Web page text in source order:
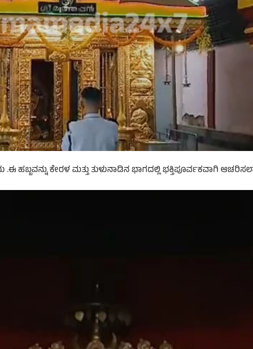
ಹಬ್ಬವನ್ನು ಕೇರಳ ಮತ್ತು ತುಳುನಾಡಿನ ಭಾಗದಲ್ಲಿ ಭಕ್ತಿಪೂರ್ವಕವಾಗಿ